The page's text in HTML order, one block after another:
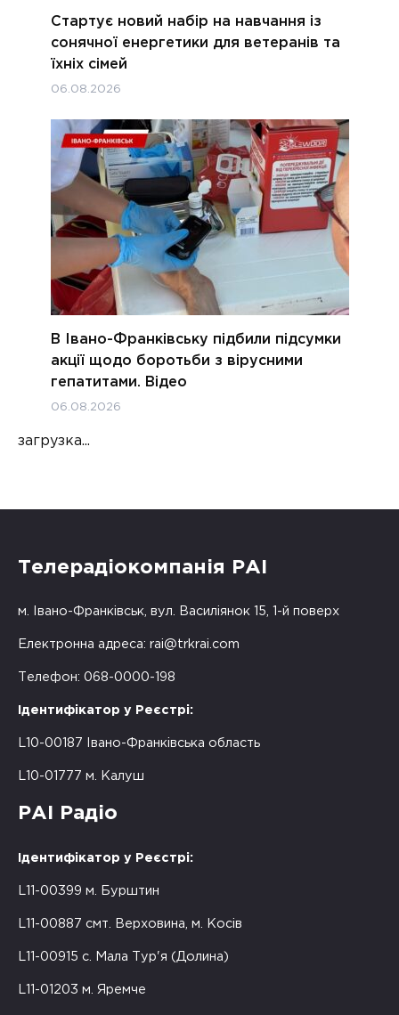
Стартує новий набір на навчання із
сонячної енергетики для ветеранів та
їхніх сімей
06.08.2026
В Івано-Франківську підбили підсумки
акції щодо боротьби з вірусними
гепатитами. Відео
06.08.2026
загрузка...
Телерадіокомпанія РАІ
м. Івано-Франківськ, вул. Василіянок 15, 1-й поверх
Електронна адреса: rai@trkrai.com
Телефон: 068-0000-198
Ідентифікатор у Реєстрі:
L10-00187 Івано-Франківська область
L10-01777 м. Калуш
РАІ Радіо
Ідентифікатор у Реєстрі:
L11-00399 м. Бурштин
L11-00887 смт. Верховина, м. Косів
L11-00915 с. Мала Тур'я (Долина)
L11-01203 м. Яремче